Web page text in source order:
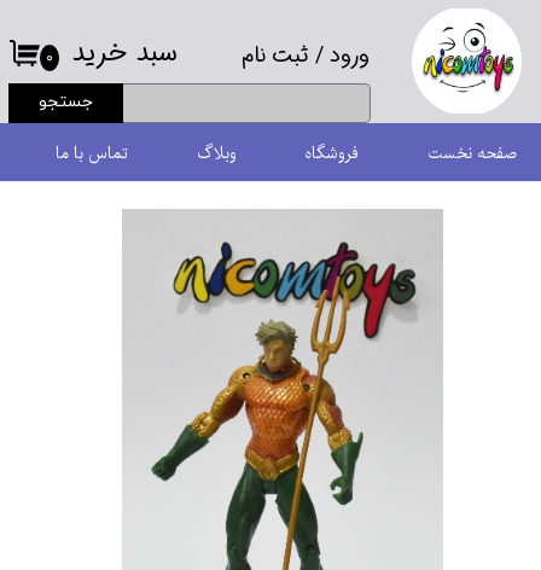
ورود/ ثبت نام
حساب کاربری من
تغییر گذر واژه
سفارشات
خروج از حساب کاربری
جستجو
۰ سبد خرید
صفحه نخست فروشگاه وبلاگ تماس با ما